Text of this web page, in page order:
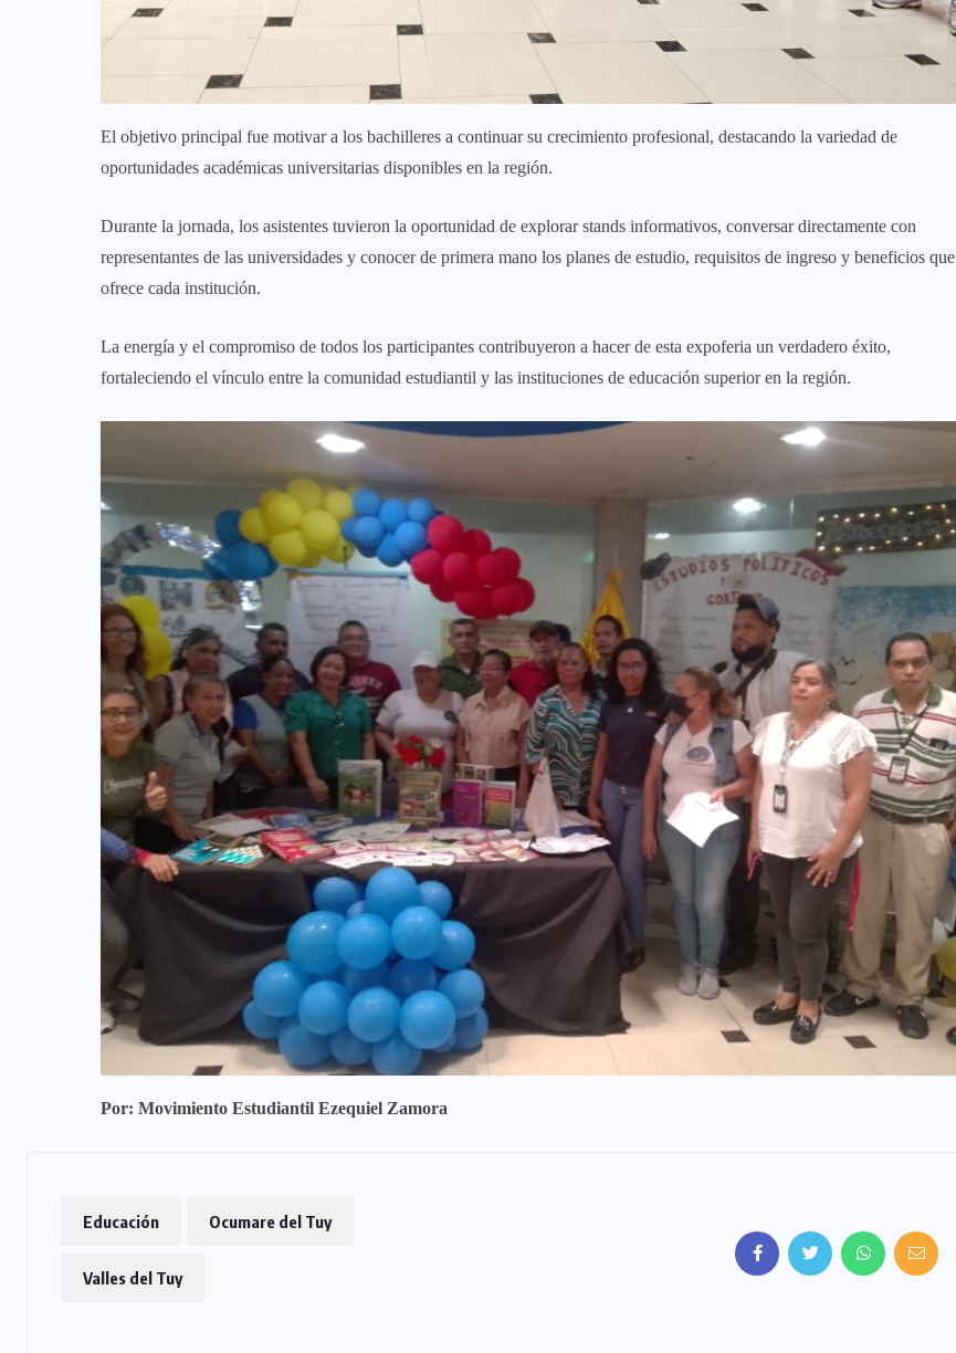
El objetivo principal fue motivar a los bachilleres a continuar su crecimiento profesional, destacando la variedad de
oportunidades académicas universitarias disponibles en la región.
Durante la jornada, los asistentes tuvieron la oportunidad de explorar stands informativos, conversar directamente con
representantes de las universidades y conocer de primera mano los planes de estudio, requisitos de ingreso y beneficios que
ofrece cada institución.
La energía y el compromiso de todos los participantes contribuyeron a hacer de esta expoferia un verdadero éxito,
fortaleciendo el vínculo entre la comunidad estudiantil y las instituciones de educación superior en la región.
Por: Movimiento Estudiantil Ezequiel Zamora
Educación Ocumare del Tuy
Valles del Tuy